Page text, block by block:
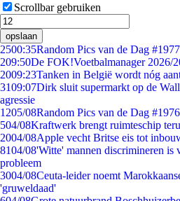
Scrollbar gebruiken
opslaan
2500:35Random Pics van de Dag #1977
209:50De FOK!Voetbalmanager 2026/
2009:23Tanken in België wordt nóg
3109:07Dirk sluit supermarkt op de
agressie
1205/08Random Pics van de Dag #1976
504/08Kraftwerk brengt ruimteschip
2004/08Apple vecht Britse eis tot
8104/08'Witte' mannen discrimineren is
probleem
3004/08Ceuta-leider noemt
'gruweldaad'